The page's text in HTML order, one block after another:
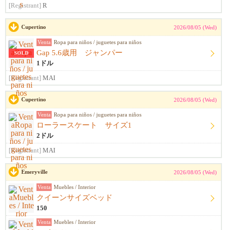
[Registrant] R
Cupertino 2026/08/05 (Wed)
SOLD
Venta Ropa para niños / juguetes para niños
Gap 5.6歳用 ジャンパー
1ドル
[Registrant] MAI
Cupertino 2026/08/05 (Wed)
Venta Ropa para niños / juguetes para niños
ローラースケート サイズ1
2ドル
[Registrant] MAI
Emeryville 2026/08/05 (Wed)
Venta Muebles / Interior
クイーンサイズベッド
150
Venta Muebles / Interior